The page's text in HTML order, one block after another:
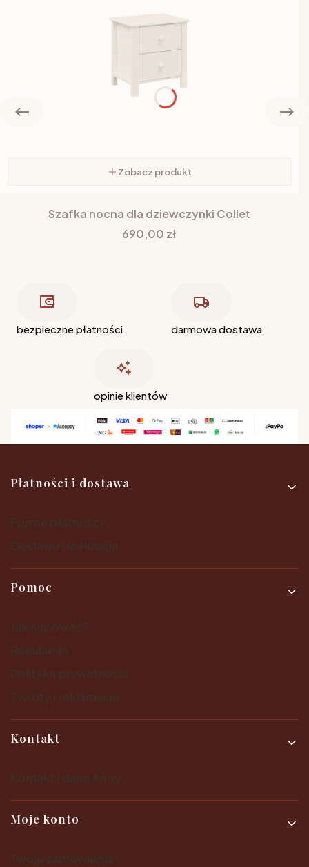
Zobacz produkt
Szafka nocna dla dziewczynki Collet
Cena
690,00 zł
bezpieczne płatności darmowa dostawa
opinie klientów
Linki w stopce
Płatności i dostawa
Pomoc
Kontakt
Moje konto